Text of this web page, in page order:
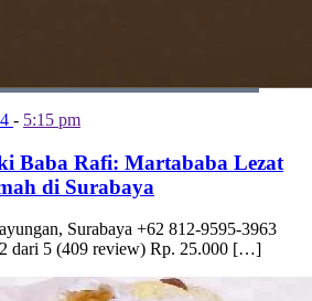
- 5:15 pm
Baba Rafi: Martababa Lezat
di Surabaya
Surabaya +62 812-9595-3963
dari 5 (409 review) Rp. 25.000 […]